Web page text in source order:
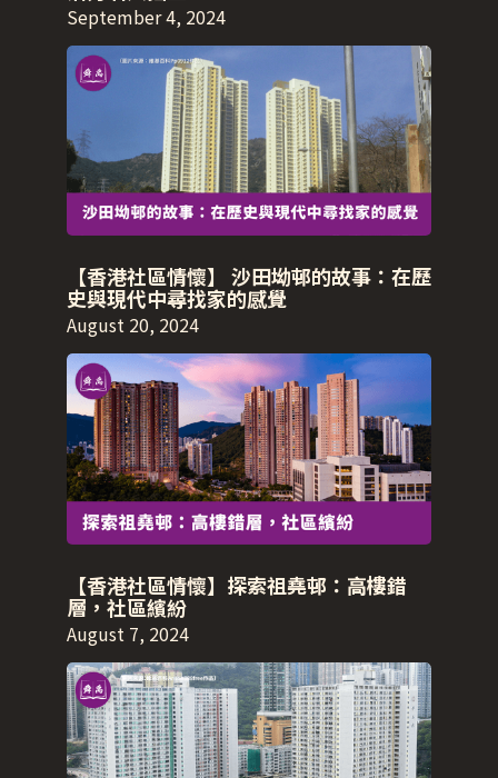
September 4, 2024
【香港社區情懷】 沙田坳邨的故事：在歷
史與現代中尋找家的感覺
August 20, 2024
【香港社區情懷】探索祖堯邨：高樓錯
層，社區繽紛
August 7, 2024